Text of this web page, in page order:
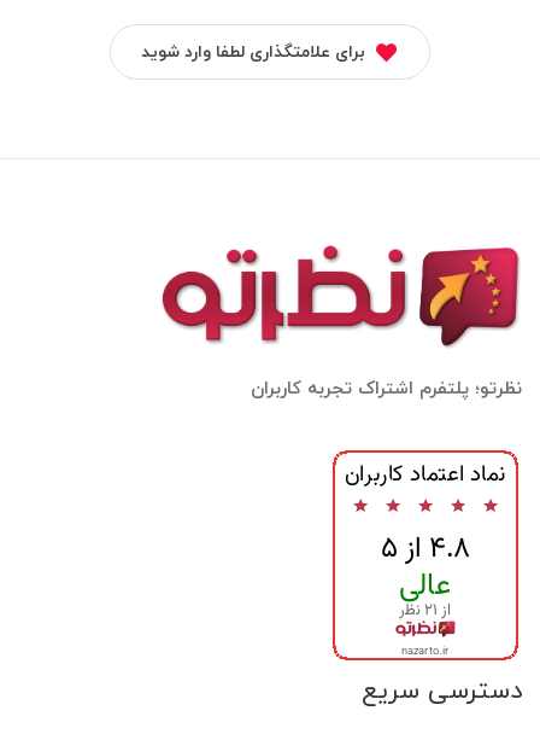
برای علامتگذاری لطفا وارد شوید
نظرتو؛ پلتفرم اشتراک تجربه کاربران
دسترسی سریع